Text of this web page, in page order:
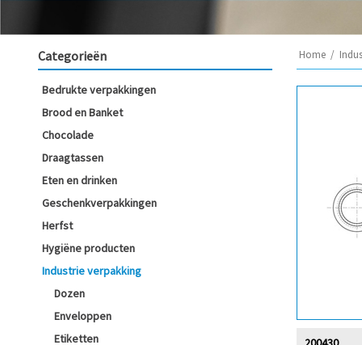
Categorieën
Bedrukte verpakkingen
Brood en Banket
Chocolade
Draagtassen
Eten en drinken
Geschenkverpakkingen
Herfst
Hygiëne producten
Industrie verpakking
Dozen
Enveloppen
Etiketten
Home /